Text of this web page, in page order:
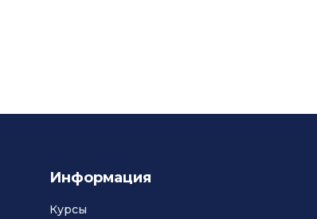
Информация
Курсы